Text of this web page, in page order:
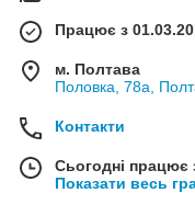
Працює з
м. Полтава
Половка, 78а,
Контакти
Сьогодні працює
Показати весь